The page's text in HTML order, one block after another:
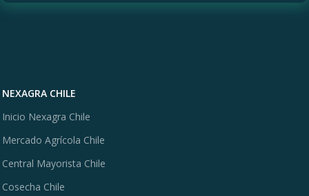
NEXAGRA CHILE
Inicio Nexagra Chile
Mercado Agrícola Chile
Central Mayorista Chile
Cosecha Chile